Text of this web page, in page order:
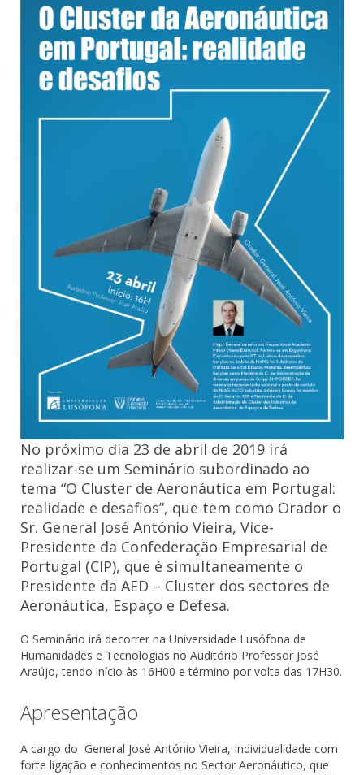
No próximo dia 23 de abril de 2019 irá
realizar-se um Seminário subordinado ao
tema “O Cluster de Aeronáutica em Portugal:
realidade e desafios”, que tem como Orador o
Sr. General José António Vieira, Vice-
Presidente da Confederação Empresarial de
Portugal (CIP), que é simultaneamente o
Presidente da AED – Cluster dos sectores de
Aeronáutica, Espaço e Defesa.
O Seminário irá decorrer na Universidade Lusófona de
Humanidades e Tecnologias no Auditório Professor José
Araújo, tendo início às 16H00 e término por volta das 17H30.
Apresentação
A cargo do General José António Vieira, Individualidade com
forte ligação e conhecimentos no Sector Aeronáutico, que